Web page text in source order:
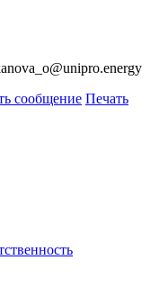
сообщение Печать